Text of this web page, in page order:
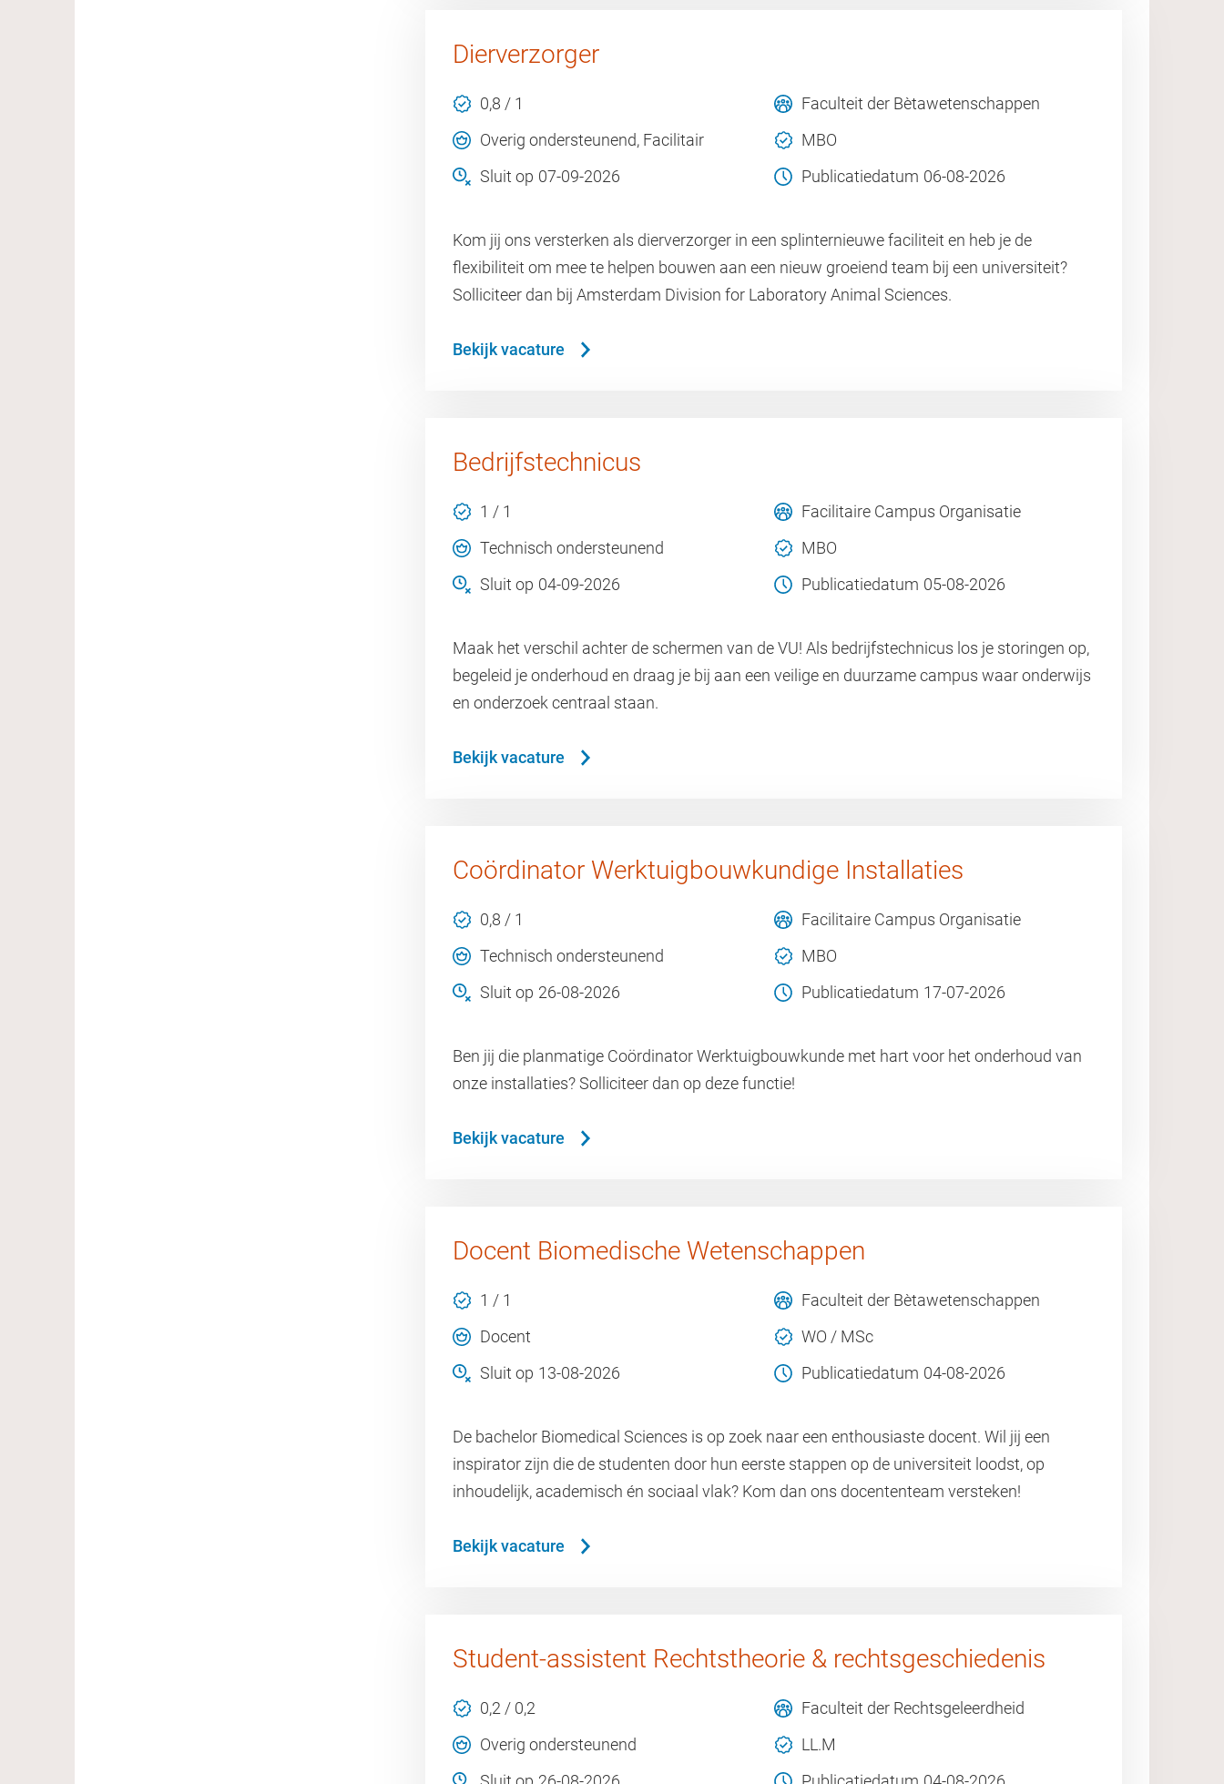
Dierverzorger
0,8 / 1
Faculteit der Bètawetenschappen
Overig ondersteunend, Facilitair
MBO
Sluit op 07-09-2026 Publicatiedatum 06-08-2026
Kom jij ons versterken als dierverzorger in een splinternieuwe faciliteit en heb je de
flexibiliteit om mee te helpen bouwen aan een nieuw groeiend team bij een universiteit?
Solliciteer dan bij Amsterdam Division for Laboratory Animal Sciences.
Bekijk vacature
Bedrijfstechnicus
1 / 1
Facilitaire Campus Organisatie
Technisch ondersteunend
MBO
Sluit op 04-09-2026 Publicatiedatum 05-08-2026
Maak het verschil achter de schermen van de VU! Als bedrijfstechnicus los je storingen op,
begeleid je onderhoud en draag je bij aan een veilige en duurzame campus waar onderwijs
en onderzoek centraal staan.
Bekijk vacature
Coördinator Werktuigbouwkundige Installaties
0,8 / 1
Facilitaire Campus Organisatie
Technisch ondersteunend
MBO
Sluit op 26-08-2026 Publicatiedatum 17-07-2026
Ben jij die planmatige Coördinator Werktuigbouwkunde met hart voor het onderhoud van
onze installaties? Solliciteer dan op deze functie!
Bekijk vacature
Docent Biomedische Wetenschappen
1 / 1
Faculteit der Bètawetenschappen
Docent
WO / MSc
Sluit op 13-08-2026 Publicatiedatum 04-08-2026
De bachelor Biomedical Sciences is op zoek naar een enthousiaste docent. Wil jij een
inspirator zijn die de studenten door hun eerste stappen op de universiteit loodst, op
inhoudelijk, academisch én sociaal vlak? Kom dan ons docententeam versteken!
Bekijk vacature
Student-assistent Rechtstheorie & rechtsgeschiedenis
0,2 / 0,2
Faculteit der Rechtsgeleerdheid
Overig ondersteunend
LL.M